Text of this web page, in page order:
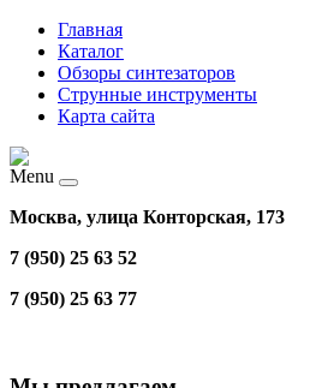
Главная
Каталог
Обзоры синтезаторов
Струнные инструменты
Карта сайта
Menu
Москва, улица Конторская, 173
7 (950) 25 63 52
7 (950) 25 63 77